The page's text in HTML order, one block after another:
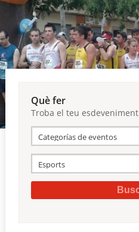
Instal·lacions
Comunicació
València en esport
Reserves
Què fer
Troba el teu esdeveniment